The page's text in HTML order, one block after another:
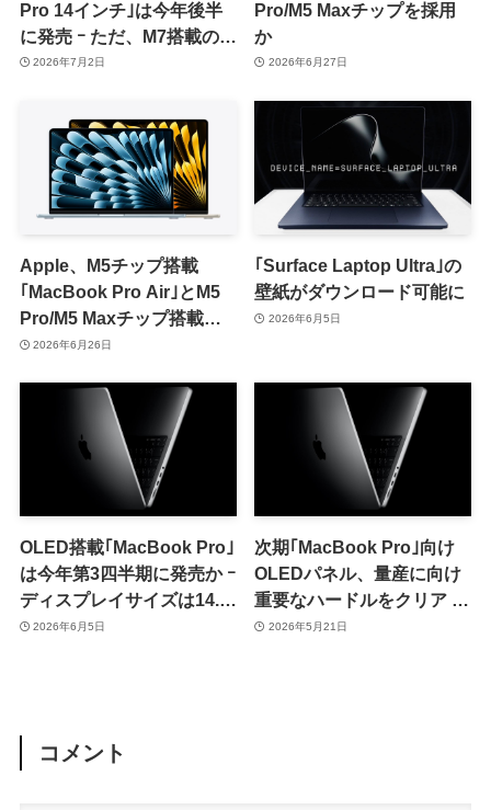
Pro 14インチ｣は今年後半
に発売 ｰ ただ、M7搭載の刷
新モデルが2027年前半に続
2026年7月2日
Pro/M5 Maxチップを採用
か
2026年6月27日
Apple、M5チップ搭載
｢MacBook Pro Air｣とM5
Pro/M5 Maxチップ搭載
｢MacBook Pro｣の整備済
2026年6月26日
｢Surface Laptop Ultra｣の
壁紙がダウンロード可能に
2026年6月5日
OLED搭載｢MacBook Pro｣
は今年第3四半期に発売か ｰ
ディスプレイサイズは14.3
インチと16.3インチとの情
2026年6月5日
次期｢MacBook Pro｣向け
OLEDパネル、量産に向け
重要なハードルをクリア ｰ
早ければ来月より量産出荷
2026年5月21日
コメント